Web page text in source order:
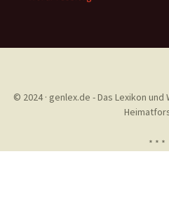
© 2024 · genlex.de - Das Lexikon
* * *